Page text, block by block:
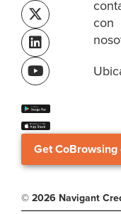
Get CoBrowsing
con
© 2026 Navigant